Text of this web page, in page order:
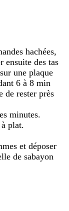
hachées,
ensuite des tas
une plaque
6 à 8 min
de rester près
minutes.
plat.
et déposer
de sabayon